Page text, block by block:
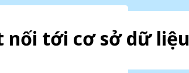
nối tới cơ sở dữ liệu